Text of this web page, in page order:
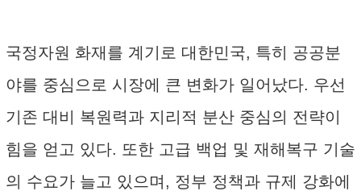
국정자원 화재를 계기로 대한민국, 특히 공공분
야를 중심으로 시장에 큰 변화가 일어났다. 우선
기존 대비 복원력과 지리적 분산 중심의 전략이
힘을 얻고 있다. 또한 고급 백업 및 재해복구 기술
의 수요가 늘고 있으며, 정부 정책과 규제 강화에